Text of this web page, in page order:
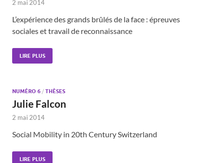
2 mai 2014
L’expérience des grands brûlés de la face : épreuves
sociales et travail de reconnaissance
LIRE PLUS
NUMÉRO 6 / THÈSES
Julie Falcon
2 mai 2014
Social Mobility in 20th Century Switzerland
LIRE PLUS